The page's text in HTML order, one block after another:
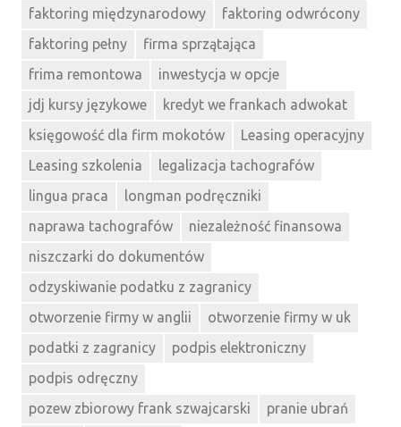
faktoring międzynarodowy
faktoring odwrócony
faktoring pełny
firma sprzątająca
frima remontowa
inwestycja w opcje
jdj kursy językowe
kredyt we frankach adwokat
księgowość dla firm mokotów
Leasing operacyjny
Leasing szkolenia
legalizacja tachografów
lingua praca
longman podręczniki
naprawa tachografów
niezależność finansowa
niszczarki do dokumentów
odzyskiwanie podatku z zagranicy
otworzenie firmy w anglii
otworzenie firmy w uk
podatki z zagranicy
podpis elektroniczny
podpis odręczny
pozew zbiorowy frank szwajcarski
pranie ubrań